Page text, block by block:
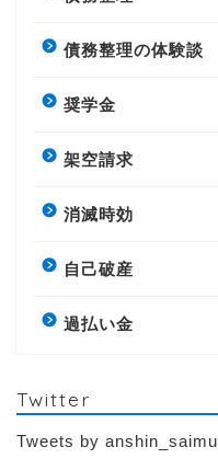
債務整理の体験談
奨学金
架空請求
消滅時効
自己破産
過払い金
Twitter
Tweets by anshin_saimu